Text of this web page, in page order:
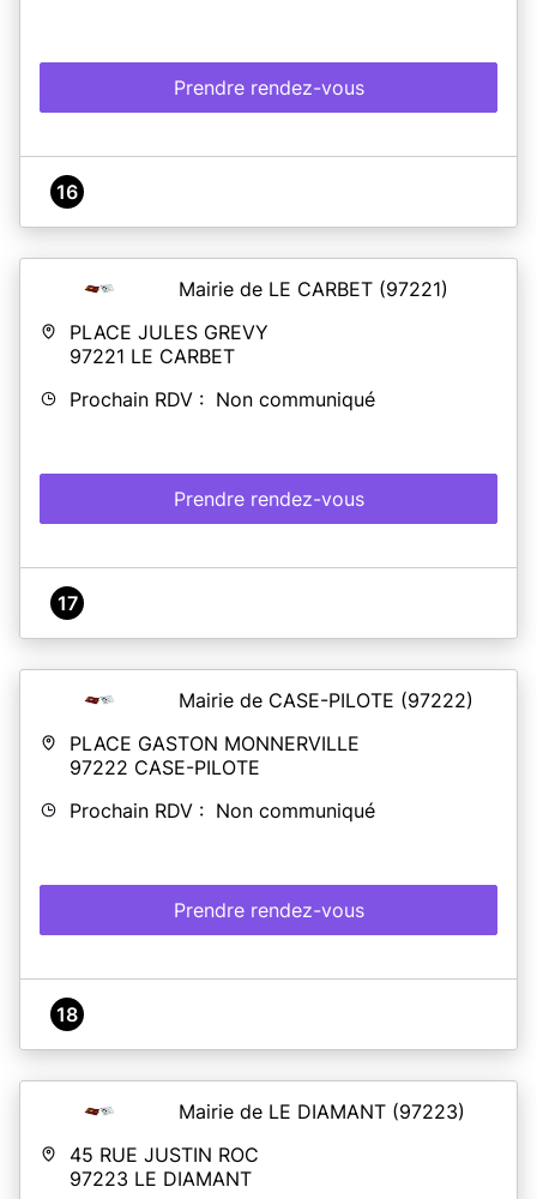
Prendre rendez-vous
16
Mairie de LE CARBET (97221)
PLACE JULES GREVY
97221 LE CARBET
Prochain RDV : Non communiqué
Prendre rendez-vous
17
Mairie de CASE-PILOTE (97222)
PLACE GASTON MONNERVILLE
97222 CASE-PILOTE
Prochain RDV : Non communiqué
Prendre rendez-vous
18
Mairie de LE DIAMANT (97223)
45 RUE JUSTIN ROC
97223 LE DIAMANT